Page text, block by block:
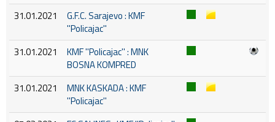
31.01.2021
G.F.C. Sarajevo : KMF
''Policajac''
31.01.2021
KMF ''Policajac'' : MNK
BOSNA KOMPRED
31.01.2021
MNK KASKADA : KMF
''Policajac''